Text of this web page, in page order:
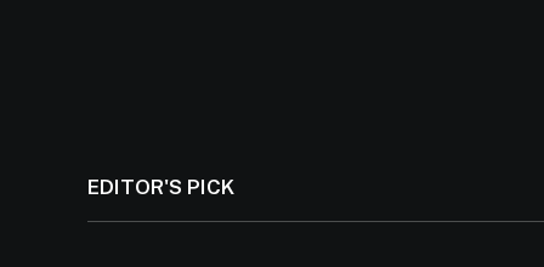
EDITOR'S PICK